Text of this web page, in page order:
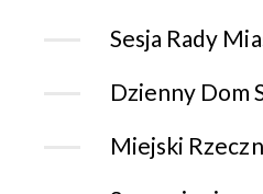
Sesja Rady
Dzienny Dom
Miejski